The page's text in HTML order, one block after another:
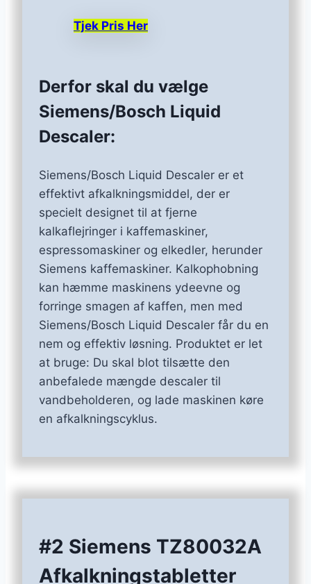
Tjek Pris Her
Derfor skal du vælge
Siemens/Bosch Liquid
Descaler:
Siemens/Bosch Liquid Descaler er et
effektivt afkalkningsmiddel, der er
specielt designet til at fjerne
kalkaflejringer i kaffemaskiner,
espressomaskiner og elkedler, herunder
Siemens kaffemaskiner. Kalkophobning
kan hæmme maskinens ydeevne og
forringe smagen af kaffen, men med
Siemens/Bosch Liquid Descaler får du en
nem og effektiv løsning. Produktet er let
at bruge: Du skal blot tilsætte den
anbefalede mængde descaler til
vandbeholderen, og lade maskinen køre
en afkalkningscyklus.
#2 Siemens TZ80032A
Afkalkningstabletter